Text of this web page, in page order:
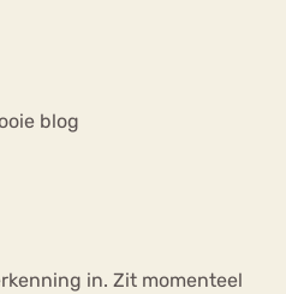
blog
in. Zit momenteel